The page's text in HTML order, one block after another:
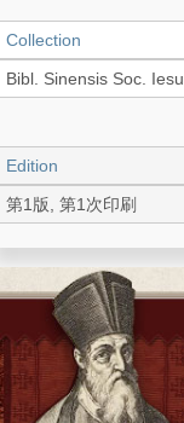
Collection
Bibl. Sinensis Soc. Iesu
Edition
第1版, 第1次印刷
Language
Chinese 中文[簡體]
Record_type